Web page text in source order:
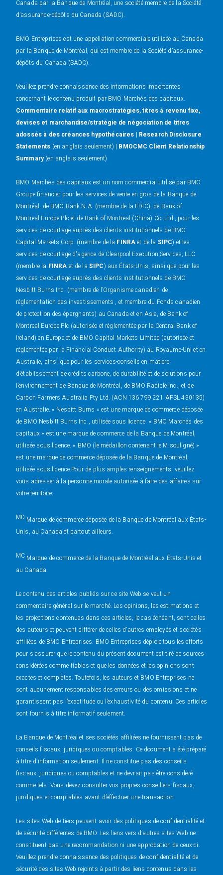
Canada par la Banque de Montréal, une société membre de la Société
d’assurance-dépôts du Canada (SADC).
BMO Entreprises est une appellation commerciale utilisée au Canada
par la Banque de Montréal, qui est membre de la Société d’assurance-
dépôts du Canada (SADC).
Veuillez prendre connaissance des informations importantes
concernant le contenu produit par BMO Marchés des capitaux.
Commentaire relatif aux macrostratégies, titres à revenu fixe,
devises et marchandise/stratégie de négociation de titres
adossés à des créances hypothécaires | Research Disclosure
Statements (en anglais seulement) | BMOCMC Client Relationship
Summary(en anglais seulement)
BMO Marchés des capitaux est un nom commercial utilisé par BMO
Groupe financier pour les services de vente en gros de la Banque de
Montréal, de BMO Bank N.A. (membre de la FDIC), de Bank of
Montreal Europe Plc et de Bank of Montreal (China) Co. Ltd., pour les
services de courtage auprès des clients institutionnels de BMO
Capital Markets Corp. (membre de la FINRAet de la SIPC) et les
services de courtage d'agence de Clearpool Execution Services, LLC
(membre la FINRA et de la SIPC) aux États-Unis, ainsi que pour les
services de courtage auprès des clients institutionnels de BMO
Nesbitt Burns Inc. (membre de l’Organisme canadien de
réglementation des investissements , et membre du Fonds canadien
de protection des épargnants) au Canada et en Asie, de Bank of
Montreal Europe Plc (autorisée et réglementée par la Central Bank of
Ireland) en Europe et de BMO Capital Markets Limited (autorisée et
réglementée par la Financial Conduct Authority) au Royaume-Uni et en
Australie, ainsi que pour les services-conseils en matière
d’établissement de crédits carbone, de durabilité et de solutions pour
l’environnement de Banque de Montréal, de BMO Radicle Inc., et de
Carbon Farmers Australia Pty Ltd. (ACN 136 799 221 AFSL 430135)
en Australie. « Nesbitt Burns » est une marque de commerce déposée
de BMO Nesbitt Burns Inc., utilisée sous licence. « BMO Marchés des
capitaux » est une marque de commerce de la Banque de Montréal,
utilisée sous licence. « BMO (le médaillon contenant le M souligné) »
est une marque de commerce déposée de la Banque de Montréal,
utilisée sous licence.Pour de plus amples renseignements, veuillez
vous adresser à la personne morale autorisée à faire des affaires sur
votre territoire.
MD Marque de commerce déposée de la Banque de Montréal aux États-
Unis, au Canada et partout ailleurs.
MC Marque de commerce de la Banque de Montréal aux États-Unis et
au Canada.
Le contenu des articles publiés sur ce site Web se veut un
commentaire général sur le marché. Les opinions, les estimations et
les projections contenues dans ces articles, le cas échéant, sont celles
des auteurs et peuvent différer de celles d’autres employés et sociétés
affiliées de BMO Entreprises. BMO Entreprises déploie tous les efforts
pour s’assurer que le contenu du présent document est tiré de sources
considérées comme fiables et que les données et les opinions sont
exactes et complètes. Toutefois, les auteurs et BMO Entreprises ne
sont aucunement responsables des erreurs ou des omissions et ne
garantissent pas l’exactitude ou l’exhaustivité du contenu. Ces articles
sont fournis à titre informatif seulement.
La Banque de Montréal et ses sociétés affiliées ne fournissent pas de
conseils fiscaux, juridiques ou comptables. Ce document a été préparé
à titre d’information seulement. Il ne constitue pas des conseils
fiscaux, juridiques ou comptables et ne devrait pas être considéré
comme tels. Vous devez consulter vos propres conseillers fiscaux,
juridiques et comptables avant d’effectuer une transaction.
Les sites Web de tiers peuvent avoir des politiques de confidentialité et
de sécurité différentes de BMO. Les liens vers d’autres sites Web ne
constituent pas une recommandation ni une approbation de ceux-ci.
Veuillez prendre connaissance des politiques de confidentialité et de
sécurité des sites Web rejoints à partir des liens contenus dans les